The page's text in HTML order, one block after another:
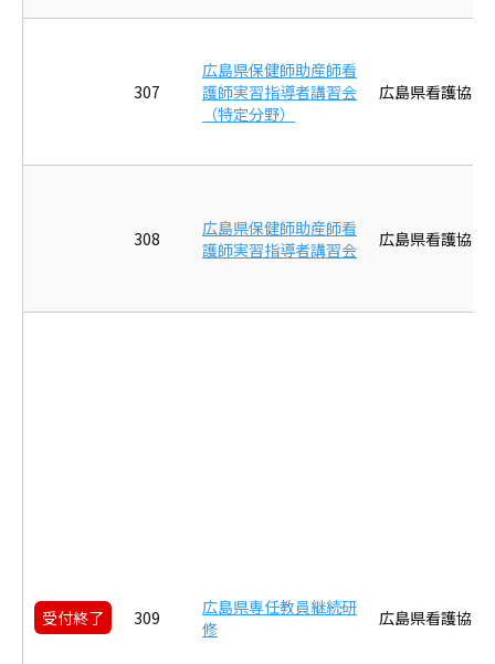
307
広島県保健師助産師看
護師実習指導者講習会
（特定分野）
広島県看護協会
308
広島県保健師助産師看
護師実習指導者講習会
広島県看護協会
受付終了 309
広島県専任教員継続研
修
広島県看護協会